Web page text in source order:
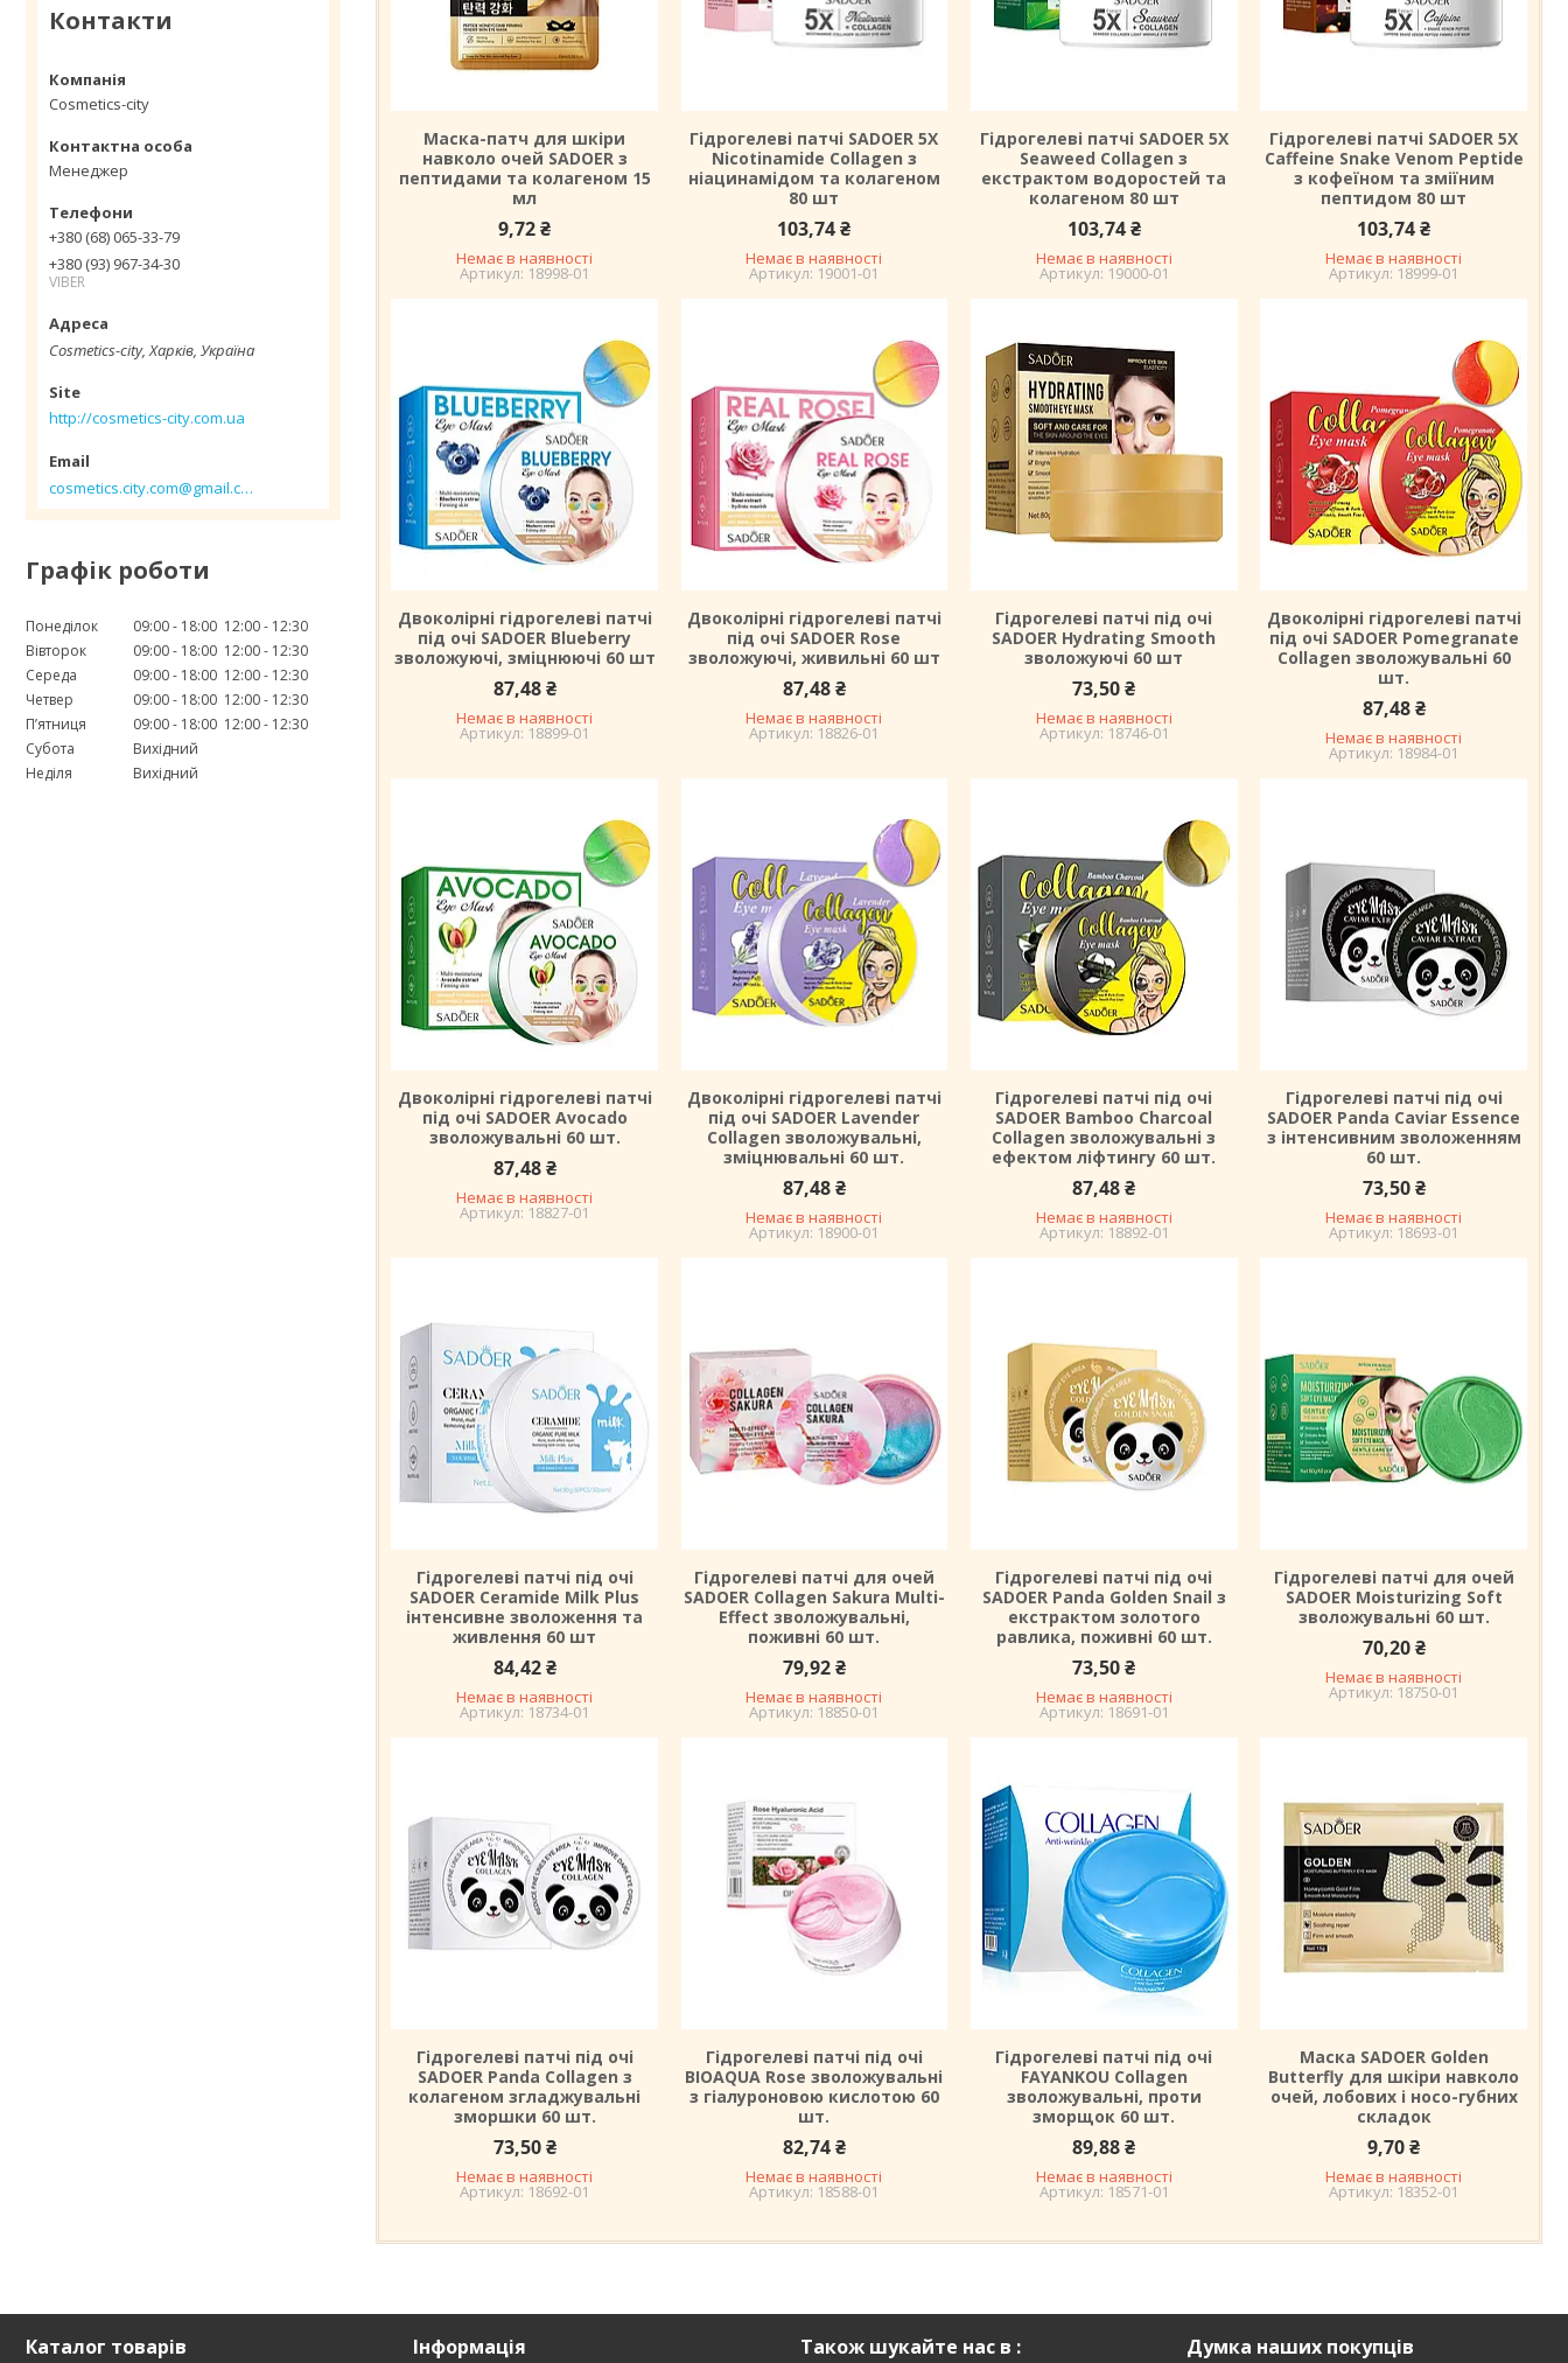
Контакти
Cosmetics-city
Менеджер
+380 (68) 065-33-79
+380 (93) 967-34-30
VIBER
Cosmetics-city, Харків, Україна
http://cosmetics-city.com.ua
cosmetics.city.com@gmail.com
Графік роботи
Понеділок 09:00 18:00 12:00
12:30
Вівторок
09:00 18:00 12:00
12:30
Середа
09:00 18:00 12:00
12:30
Четвер
09:00 18:00 12:00
12:30
Пʼятниця
09:00 18:00 12:00
12:30
Субота
Вихідний
Неділя
Вихідний
Маска-патч для шкіри
навколо очей SADOER з
пептидами та колагеном 15
мл
9,72 ₴
Немає в наявності
18998-01
Гідрогелеві патчі SADOER 5X
Nicotinamide Collagen з
ніацинамідом та колагеном
80 шт
103,74 ₴
Немає в наявності
19001-01
Гідрогелеві патчі SADOER 5X
Seaweed Collagen з
екстрактом водоростей та
колагеном 80 шт
103,74 ₴
Немає в наявності
19000-01
Гідрогелеві патчі SADOER 5X
Caffeine Snake Venom Peptide
з кофеїном та зміїним
пептидом 80 шт
103,74 ₴
Немає в наявності
18999-01
Двоколірні гідрогелеві патчі
під очі SADOER Blueberry
зволожуючі, зміцнюючі 60 шт
87,48 ₴
Немає в наявності
18899-01
Двоколірні гідрогелеві патчі
під очі SADOER Rose
зволожуючі, живильні 60 шт
87,48 ₴
Немає в наявності
18826-01
Гідрогелеві патчі під очі
SADOER Hydrating Smooth
зволожуючі 60 шт
73,50 ₴
Немає в наявності
18746-01
Двоколірні гідрогелеві патчі
під очі SADOER Pomegranate
Collagen зволожувальні 60
шт.
87,48 ₴
Немає в наявності
18984-01
Двоколірні гідрогелеві патчі
під очі SADOER Avocado
зволожувальні 60 шт.
87,48 ₴
Немає в наявності
18827-01
Двоколірні гідрогелеві патчі
під очі SADOER Lavender
Collagen зволожувальні,
зміцнювальні 60 шт.
87,48 ₴
Немає в наявності
18900-01
Гідрогелеві патчі під очі
SADOER Bamboo Charcoal
Collagen зволожувальні з
ефектом ліфтингу 60 шт.
87,48 ₴
Немає в наявності
18892-01
Гідрогелеві патчі під очі
SADOER Panda Caviar Essence
з інтенсивним зволоженням
60 шт.
73,50 ₴
Немає в наявності
18693-01
Гідрогелеві патчі під очі
SADOER Ceramide Milk Plus
інтенсивне зволоження та
живлення 60 шт
84,42 ₴
Немає в наявності
18734-01
Гідрогелеві патчі для очей
SADOER Collagen Sakura Multi-
Effect зволожувальні,
поживні 60 шт.
79,92 ₴
Немає в наявності
18850-01
Гідрогелеві патчі під очі
SADOER Panda Golden Snail з
екстрактом золотого
равлика, поживні 60 шт.
73,50 ₴
Немає в наявності
18691-01
Гідрогелеві патчі для очей
SADOER Moisturizing Soft
зволожувальні 60 шт.
70,20 ₴
Немає в наявності
18750-01
Гідрогелеві патчі під очі
SADOER Panda Collagen з
колагеном згладжувальні
зморшки 60 шт.
73,50 ₴
Немає в наявності
18692-01
Гідрогелеві патчі під очі
BIOAQUA Rose зволожувальні
з гіалуроновою кислотою 60
шт.
82,74 ₴
Немає в наявності
18588-01
Гідрогелеві патчі під очі
FAYANKOU Collagen
зволожувальні, проти
зморщок 60 шт.
89,88 ₴
Немає в наявності
18571-01
Маска SADOER Golden
Butterfly для шкіри навколо
очей, лобових і носо-губних
складок
9,70 ₴
Немає в наявності
18352-01
Каталог товарів Інформація Також шукайте нас в : Думка наших покупців